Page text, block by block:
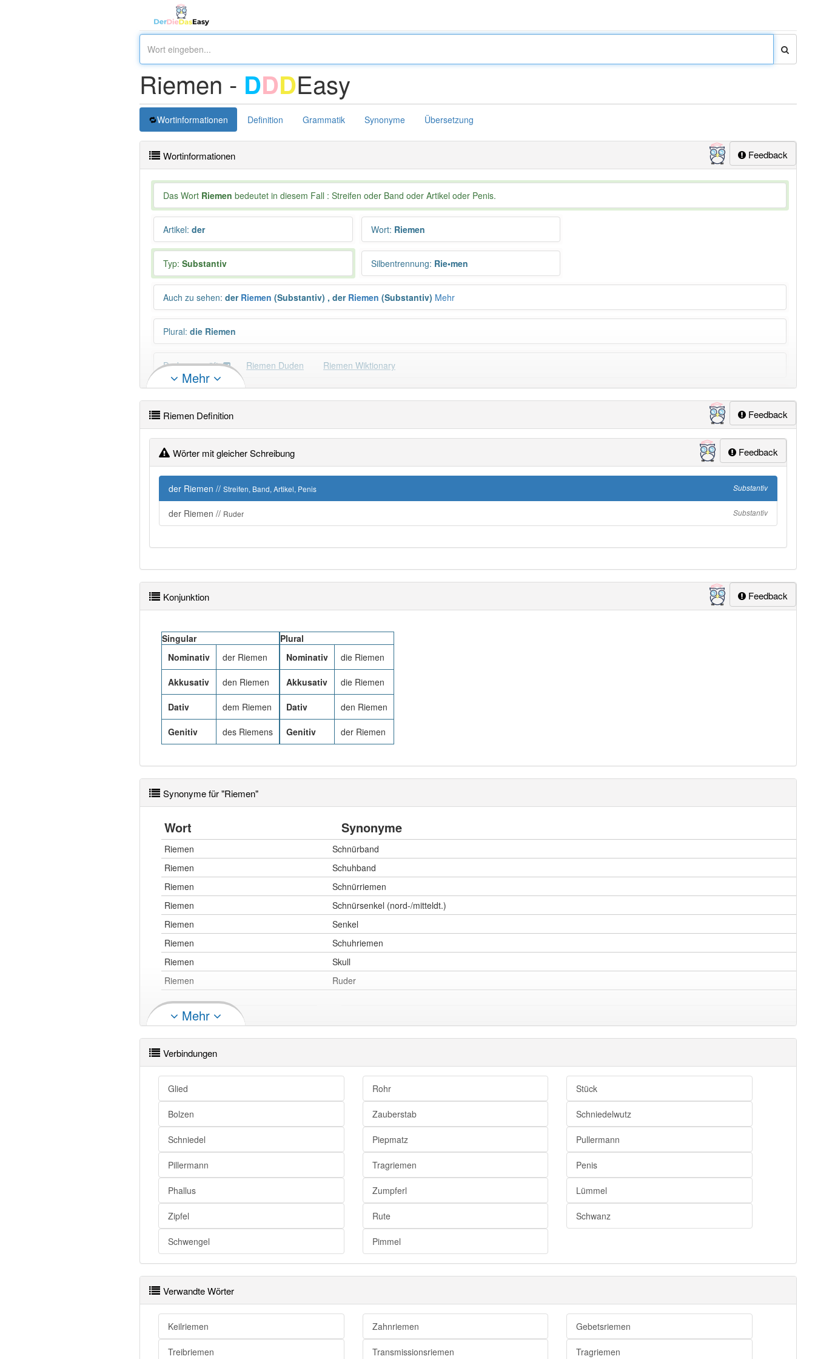
Riemen - DDDEasy
Wortinformationen Definition Grammatik Synonyme Übersetzung
Feedback
Wortinformationen
Das Wort Riemen bedeutet in diesem Fall : Streifen oder Band oder Artikel oder Penis.
Artikel: der Wort: Riemen
Typ: Substantiv Silbentrennung: Rie•men
Auch zu sehen: der Riemen (Substantiv) , der Riemen (Substantiv) Mehr
Plural: die Riemen
Duden geprüft: Riemen Duden Riemen Wiktionary
Schimpfwort:Ja
Wörter mit Endung-riemen: 31 Wörter mit Endung-riemenaber mit einem anderen Artikelder: 0
82% unserer Spielapp-Nutzer haben den Artikel korrekt erraten.
Mehr
Feedback
Riemen Definition
Feedback
Wörter mit gleicher Schreibung
der Riemen // Streifen, Band, Artikel, Penis Substantiv
der Riemen // Ruder Substantiv
Feedback
Konjunktion
Singular
Nominativ
der Riemen
Akkusativ den Riemen
Dativ dem Riemen
Genitiv des Riemens
Plural
Nominativ
die Riemen
Akkusativ die Riemen
Dativ den Riemen
Genitiv der Riemen
Synonyme für "Riemen"
Wort Synonyme
Riemen
Schnürband
Riemen
Schuhband
Riemen
Schnürriemen
Riemen
Schnürsenkel (nord-/mitteldt.)
Riemen
Senkel
Riemen
Schuhriemen
Riemen
Skull
Riemen
Ruder
Riemen
Riemen
Stößel
Riemen
Prachtexemplar
Schwert
Riemen
Lörres
Riemen
Riemen
Pullermann
Riemen
Piepmatz
Riemen
Penis
Riemen
Riemen
Riemen
Prengel
Riemen
Zauberstab
Riemen
Riemen
Schwanz
Riemen
Riemen
männliches Glied
Mehr
Verbindungen
Glied Rohr Stück
Bolzen Zauberstab Schniedelwutz
Schniedel Piepmatz Pullermann
Pillermann Tragriemen Penis
Phallus Zumpferl Lümmel
Zipfel Rute Schwanz
Schwengel Pimmel
Verwandte Wörter
Keilriemen Zahnriemen Gebetsriemen
Treibriemen Transmissionsriemen Tragriemen